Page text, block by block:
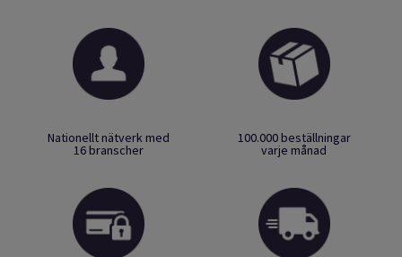
Nationellt nätverk med
16 branscher
100.000 beställningar
varje månad